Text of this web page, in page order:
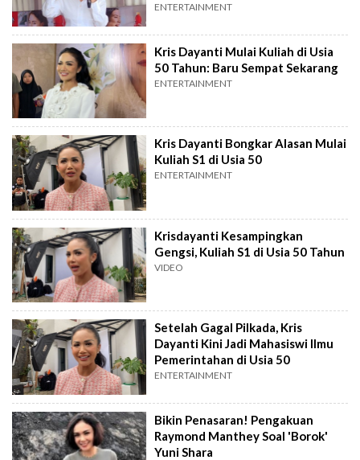
ENTERTAINMENT
Kris Dayanti Mulai Kuliah di Usia
50 Tahun: Baru Sempat Sekarang
ENTERTAINMENT
Kris Dayanti Bongkar Alasan Mulai
Kuliah S1 di Usia 50
ENTERTAINMENT
Krisdayanti Kesampingkan
Gengsi, Kuliah S1 di Usia 50 Tahun
VIDEO
Setelah Gagal Pilkada, Kris
Dayanti Kini Jadi Mahasiswi Ilmu
Pemerintahan di Usia 50
ENTERTAINMENT
Bikin Penasaran! Pengakuan
Raymond Manthey Soal 'Borok'
Yuni Shara